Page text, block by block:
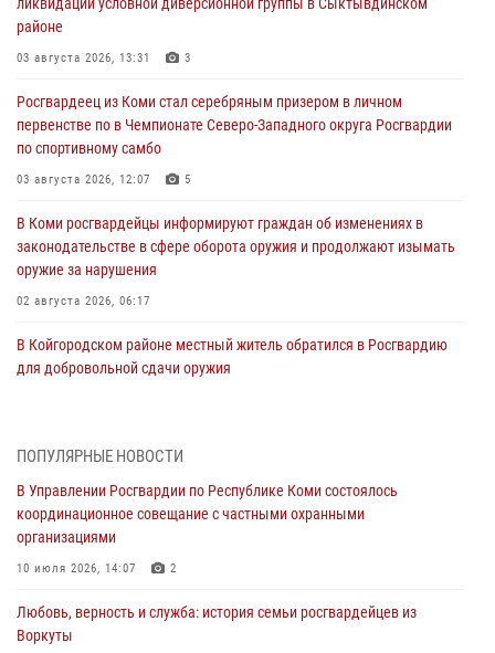
ликвидации условной диверсионной группы в Сыктывдинском
районе
03 августа 2026, 13:31 3
Росгвардеец из Коми стал серебряным призером в личном
первенстве по в Чемпионате Северо-Западного округа Росгвардии
по спортивному самбо
03 августа 2026, 12:07 5
В Коми росгвардейцы информируют граждан об изменениях в
законодательстве в сфере оборота оружия и продолжают изымать
оружие за нарушения
02 августа 2026, 06:17
В Койгородском районе местный житель обратился в Росгвардию
для добровольной сдачи оружия
Росгвардии по Республике Коми лично проверил ДОЛ «Орленок»
31 июля 2026, 06:57 8
В Усинске росгвардейцы оперативно отработали план «Квартал»
30 июля 2026, 13:53
В Санкт-Петербурге прошел окружной этап ежегодного
Всероссийского конкурса профессионального мастерства среди
ПОПУЛЯРНЫЕ НОВОСТИ
В Управлении Росгвардии по Республике Коми состоялось
координационное совещание с частными охранными
организациями
10 июля 2026, 14:07 2
Любовь, верность и служба: история семьи росгвардейцев из
Воркуты